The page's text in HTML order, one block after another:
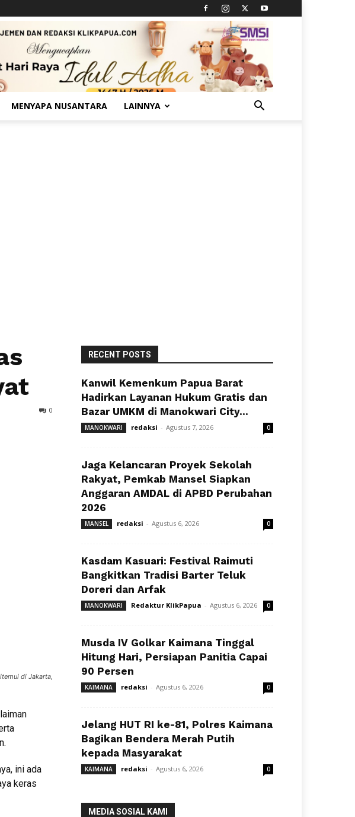
MENYAPA NUSANTARA LAINNYA
0
di Jakarta,
ini ada
keras
RECENT POSTS
Kanwil Kemenkum Papua Barat
Hadirkan Layanan Hukum Gratis dan
Bazar UMKM di Manokwari City...
MANOKWARI redaksi - Agustus 7, 2026 0
Jaga Kelancaran Proyek Sekolah
Rakyat, Pemkab Mansel Siapkan
Anggaran AMDAL di APBD Perubahan
2026
MANSEL redaksi - Agustus 6, 2026 0
Kasdam Kasuari: Festival Raimuti
Bangkitkan Tradisi Barter Teluk
Doreri dan Arfak
MANOKWARI Redaktur KlikPapua - Agustus 6, 2026 0
Musda IV Golkar Kaimana Tinggal
Hitung Hari, Persiapan Panitia Capai
90 Persen
KAIMANA redaksi - Agustus 6, 2026 0
Jelang HUT RI ke-81, Polres Kaimana
Bagikan Bendera Merah Putih
kepada Masyarakat
KAIMANA redaksi - Agustus 6, 2026 0
MEDIA SOSIAL KAMI